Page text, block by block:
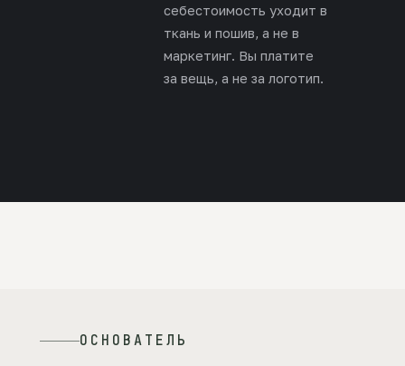
себестоимость уходит в
ткань и пошив, а не в
маркетинг. Вы платите
за вещь, а не за логотип.
ОСНОВАТЕЛЬ